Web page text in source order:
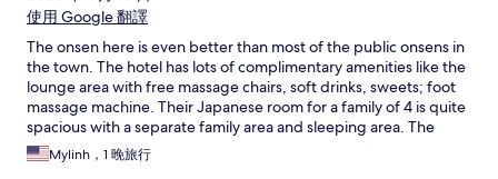
使用 Google 翻譯
The onsen here is even better than most of the public onsens in
the town. The hotel has lots of complimentary amenities like the
lounge area with free massage chairs, soft drinks, sweets; foot
massage machine. Their Japanese room for a family of 4 is quite
spacious with a separate family area and sleeping area. The
room also has a private garden. If you get the meals there, you
get a private dining room and 10 course meal. Overall, we felt
Mylinh，1 晚旅行